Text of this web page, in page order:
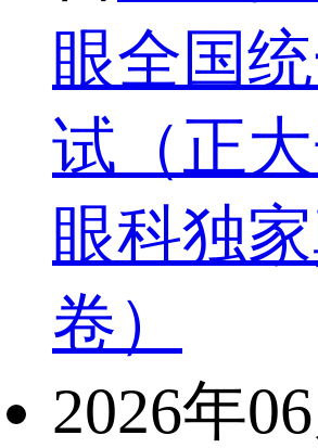
眼全国
试（正
眼科独
卷）
2026年